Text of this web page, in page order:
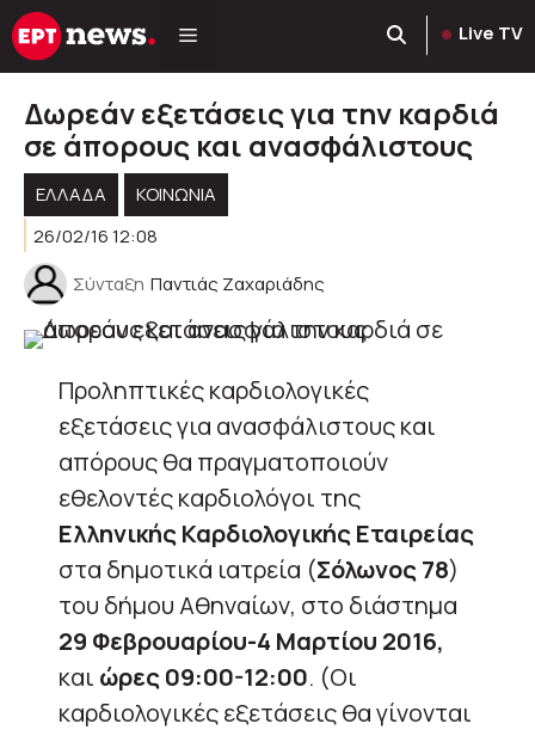
Μετάβαση
σε
Live TV
Δωρεάν εξετάσεις για την καρδιά
σε άπορους και ανασφάλιστους
ΕΛΛΑΔΑ
ΚΟΙΝΩΝΊΑ
26/02/16 12:08
Σύνταξη Παντιάς Ζαχαριάδης
Προληπτικές καρδιολογικές
εξετάσεις για ανασφάλιστους και
απόρους θα πραγματοποιούν
εθελοντές καρδιολόγοι της
Ελληνικής Καρδιολογικής Εταιρείας
στα δημοτικά ιατρεία (Σόλωνος 78)
του δήμου Αθηναίων, στο διάστημα
29 Φεβρουαρίου-4 Μαρτίου 2016,
και ώρες 09:00-12:00. (Οι
καρδιολογικές εξετάσεις θα γίνονται